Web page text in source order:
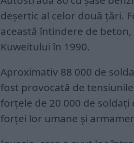
deșertic al celor două țări.
această întindere de
Kuweitului în 1990.
Aproximativ 88 000 de
fost provocată de
forțele de 20 000 de
forței lor umane și